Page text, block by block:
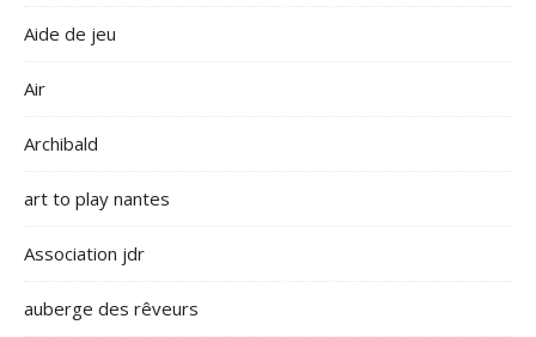
Aide de jeu
Air
Archibald
art to play nantes
Association jdr
auberge des rêveurs